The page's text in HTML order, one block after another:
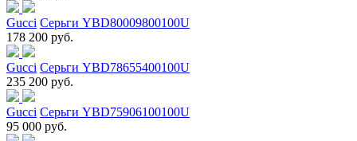
Gucci Серьги YBD80009800100U
178 200 руб.
Gucci Серьги YBD78655400100U
235 200 руб.
Gucci Серьги YBD75906100100U
95 000 руб.